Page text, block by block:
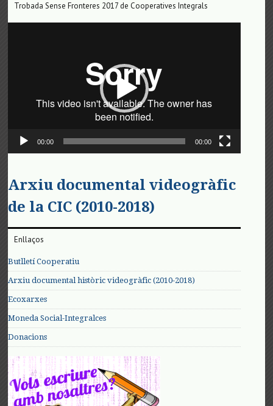
Trobada Sense Fronteres 2017 de Cooperatives Integrals
00:00 00:00
Arxiu documental videogràfic
de la CIC (2010-2018)
Enllaços
Butlletí Cooperatiu
Arxiu documental històric videogràfic (2010-2018)
Ecoxarxes
Moneda Social-Integralces
Donacions